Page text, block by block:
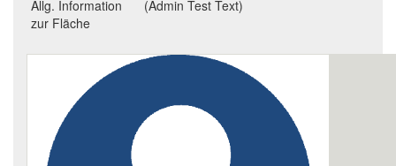
Allg. Information
zur Fläche
(Admin Test Text)